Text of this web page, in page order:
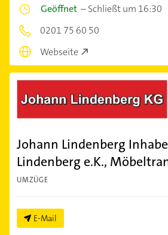
Geöffnet –Schließt um 16:30
0201 75 60 50
Webseite
Johann Lindenberg
Lindenberg e.K.,
UMZÜGE
E-Mail